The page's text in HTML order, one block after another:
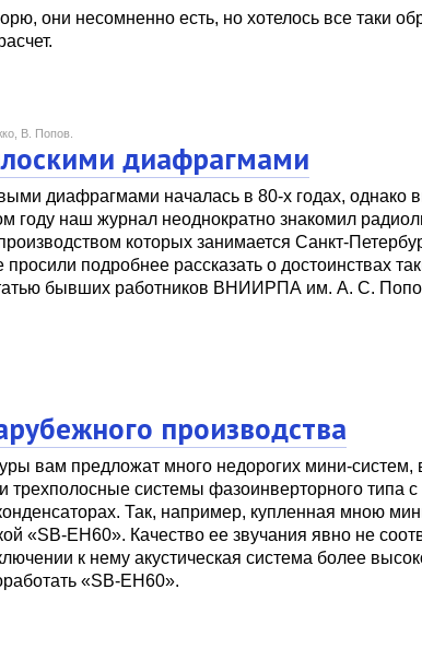
они несомненно есть, но хотелось все таки
В. Попов.
диафрагмами
диафрагмами началась в 80-х годах, однако
году наш журнал неоднократно знакомил
которых занимается Санкт-
подробнее рассказать о достоинствах
бывших работников ВНИИРПА им. А. С.
производства
вам предложат много недорогих мини-систем,
трехполосные системы фазоинверторного типа
Так, например, купленная мною
«SB-EH60». Качество ее звучания явно не
к нему акустическая система более
«SB-EH60».